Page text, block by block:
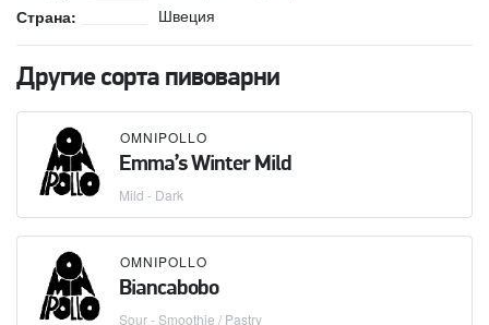
Страна: Швеция
Другие сорта пивоварни
OMNIPOLLO
Emma’s Winter Mild
Mild - Dark
OMNIPOLLO
Biancabobo
Sour - Smoothie / Pastry